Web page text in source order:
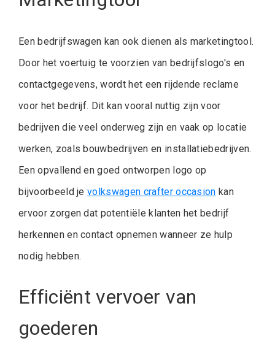
Een bedrijfswagen kan ook dienen als marketingtool.
Door het voertuig te voorzien van bedrijfslogo's en
contactgegevens, wordt het een rijdende reclame
voor het bedrijf. Dit kan vooral nuttig zijn voor
bedrijven die veel onderweg zijn en vaak op locatie
werken, zoals bouwbedrijven en installatiebedrijven.
Een opvallend en goed ontworpen logo op
bijvoorbeeld jevolkswagen crafter occasion kan
ervoor zorgen dat potentiële klanten het bedrijf
herkennen en contact opnemen wanneer ze hulp
nodig hebben.
Efficiënt vervoer van
goederen